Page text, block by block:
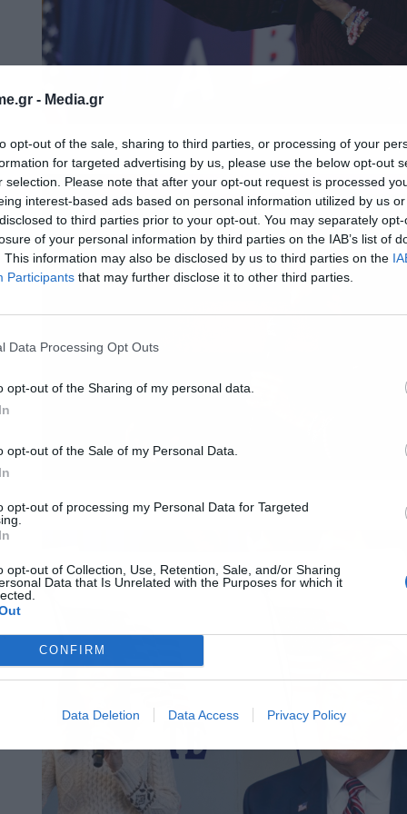
- Media.gr
opt-out of the sale, sharing to third parties, or processing of your
for targeted advertising by us, please use the below opt-out
selection. Please note that after your opt-out request is processed
interest-based ads based on personal information utilized by us
to third parties prior to your opt-out. You may separately
of your personal information by third parties on the IAB’s list of
This information may also be disclosed by us to third parties on the
Participants that may further disclose it to other third parties.
Data Processing Opt Outs
opt-out of the Sharing of my personal data.
opt-out of the Sale of my Personal Data.
opt-out of processing my Personal Data for Targeted
opt-out of Collection, Use, Retention, Sale, and/or Sharing
Data that Is Unrelated with the Purposes for which it
CONFIRM
Data Deletion Data Access Privacy Policy